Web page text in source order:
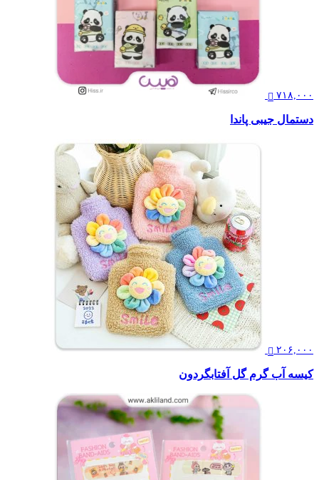
۷۱۸,۰۰۰
دستمال جیبی پاندا
۲۰۶,۰۰۰
کیسه آب گرم گل آفتابگردون